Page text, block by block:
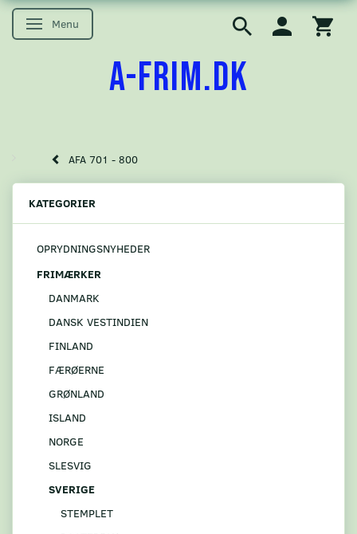
Skifte navigation
Menu
A-FRIM.DK
AFA 701 - 800
KATEGORIER
OPRYDNINGSNYHEDER
FRIMÆRKER
DANMARK
DANSK VESTINDIEN
FINLAND
FÆRØERNE
GRØNLAND
ISLAND
NORGE
SLESVIG
SVERIGE
STEMPLET